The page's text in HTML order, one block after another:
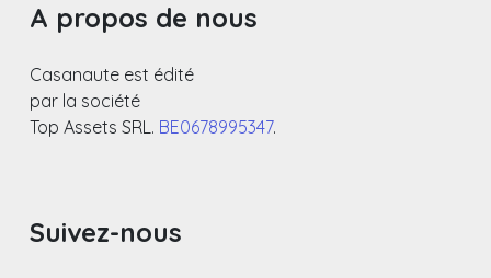
A propos de nous
Casanaute est édité
par la société
Top Assets SRL. BE0678995347.
Suivez-nous